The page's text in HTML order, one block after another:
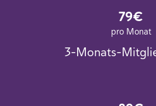
79€
pro Monat
3-Monats-